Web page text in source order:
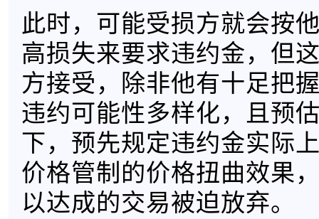
此时，可能受损方就会按
高损失来要求违约金，但
方接受，除非他有十足把
违约可能性多样化，且预
下，预先规定违约金实际
价格管制的价格扭曲效果
以达成的交易被迫放弃。